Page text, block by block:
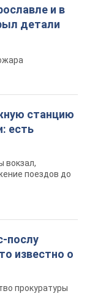
есть
послу
известно о
прокуратуры